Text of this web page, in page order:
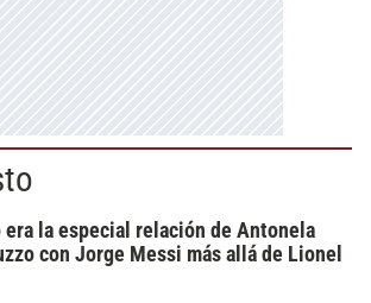
era la especial relación de Antonela
con Jorge Messi más allá de Lionel